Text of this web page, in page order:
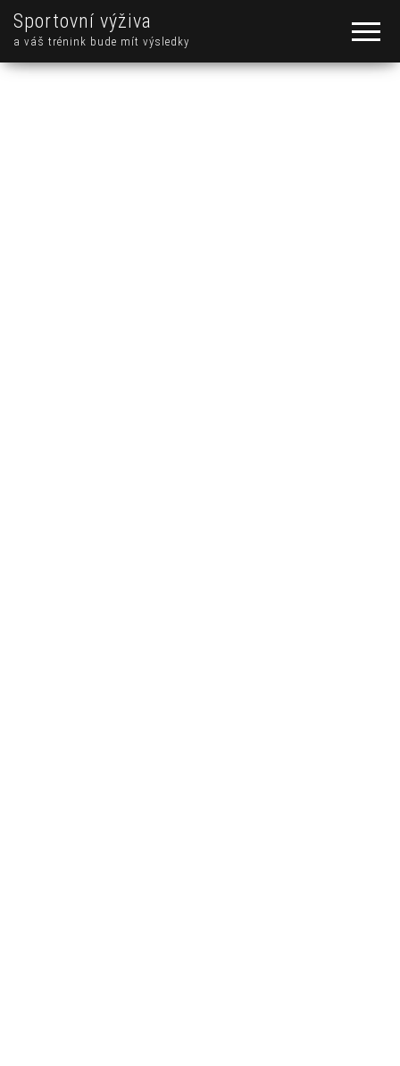
Sportovní výživa
a váš trénink bude mít výsledky